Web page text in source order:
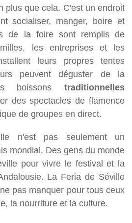
plus que cela. C'est un endroit
socialiser, manger, boire et
de la foire sont remplis de
les entreprises et les
leurs propres tentes
peuvent déguster de la
boissons traditionnelles
des spectacles de flamenco
de groupes en direct.
n'est pas seulement un
mondial. Des gens du monde
pour vivre le festival et la
La Feria de Séville
pas manquer pour tous ceux
la nourriture et la culture.